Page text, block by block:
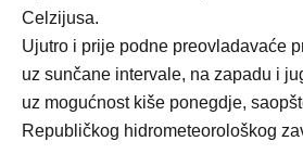
Celzijusa.
Ujutro i prije podne preovladavaće
uz sunčane intervale, na zapadu i
uz mogućnost kiše ponegdje,
Republičkog hidrometeorološkog